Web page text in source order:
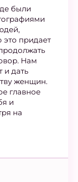
были
это придает
Нам
и дать
женщин.
главное
и
на